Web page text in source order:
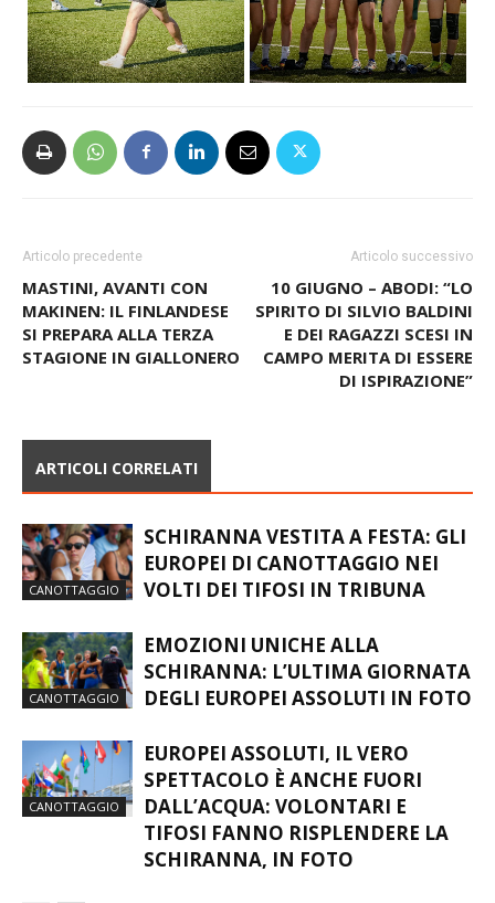
MASTINI, AVANTI CON
MAKINEN: IL FINLANDESE
SI PREPARA ALLA TERZA
STAGIONE IN GIALLONERO
10 GIUGNO – ABODI: “LO
E DEI RAGAZZI SCESI IN
CAMPO MERITA DI ESSERE
DI ISPIRAZIONE”
CANOTTAGGIO
SCHIRANNA VESTITA A FESTA: GLI
EUROPEI DI CANOTTAGGIO NEI
VOLTI DEI TIFOSI IN TRIBUNA
CANOTTAGGIO
SCHIRANNA: L’ULTIMA GIORNATA
DEGLI EUROPEI ASSOLUTI IN FOTO
CANOTTAGGIO
SPETTACOLO È ANCHE FUORI
DALL’ACQUA: VOLONTARI E
TIFOSI FANNO RISPLENDERE LA
SCHIRANNA, IN FOTO